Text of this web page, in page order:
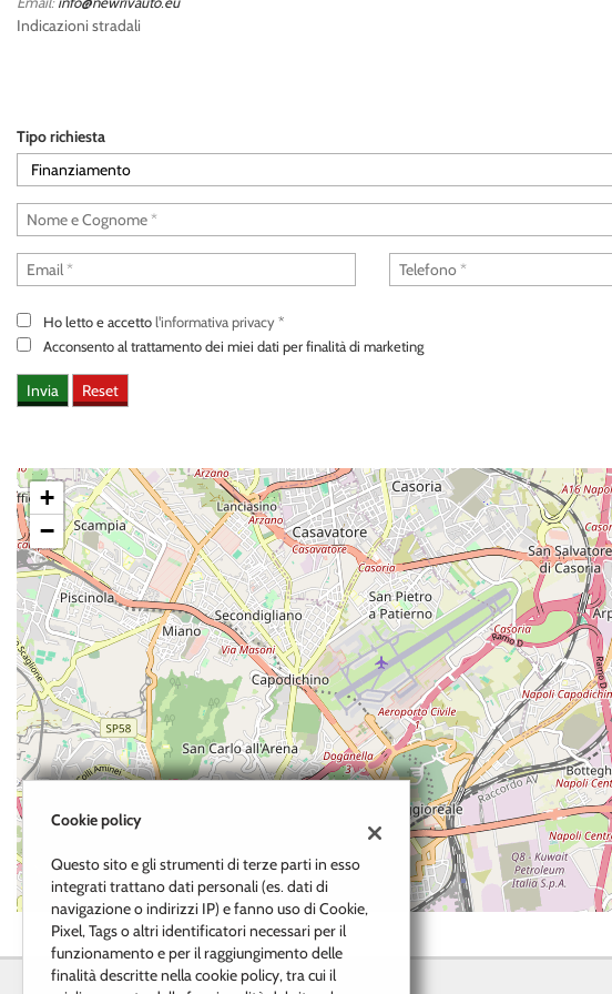
Indicazioni stradali
Tipo richiesta
Ho letto e accettol'informativa privacy *
Acconsento al trattamento dei miei dati per finalità di marketing
+
−
Cookie policy
Questo sito e gli strumenti di terze parti in esso
integrati trattano dati personali (es. dati di
navigazione o indirizzi IP) e fanno uso di Cookie,
Pixel, Tags o altri identificatori necessari per il
funzionamento e per il raggiungimento delle
finalità descritte nella cookie policy, tra cui il
tracciamento
che
funzionalità
e
svolgere
le
attività
di
seguito
Per
ottenere
informazioni
sull'utilità
funzionamento
di
questi
strumenti
di
tracciamento
si
rimanda
alla
cookie
policy.
Puoi
rivedere
e
modificare
qualsiasi
momento.